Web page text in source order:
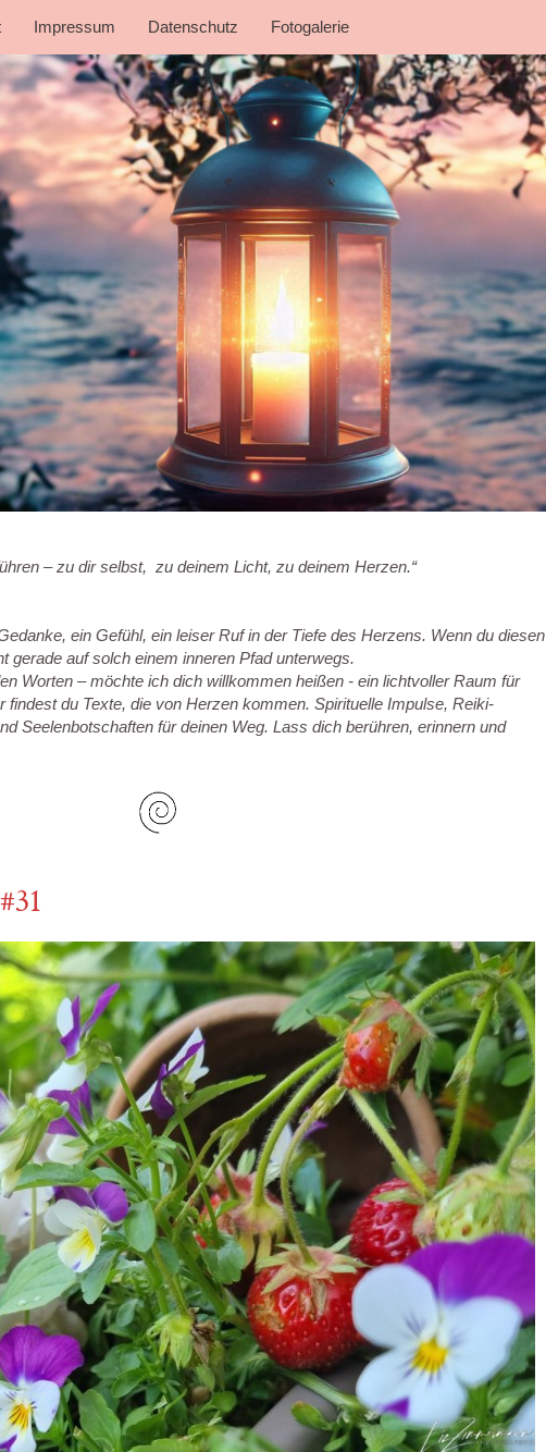
Impressum Datenschutz Fotogalerie
– zu dir selbst, zu deinem Licht, zu deinem Herzen.“
ein Gefühl, ein leiser Ruf in der Tiefe des Herzens. Wenn du diesen
gerade auf solch einem inneren Pfad unterwegs.
Worten – möchte ich dich willkommen heißen - ein lichtvoller Raum für
findest du Texte, die von Herzen kommen. Spirituelle Impulse, Reiki-
Seelenbotschaften für deinen Weg. Lass dich berühren, erinnern und